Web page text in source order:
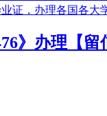
》办理【